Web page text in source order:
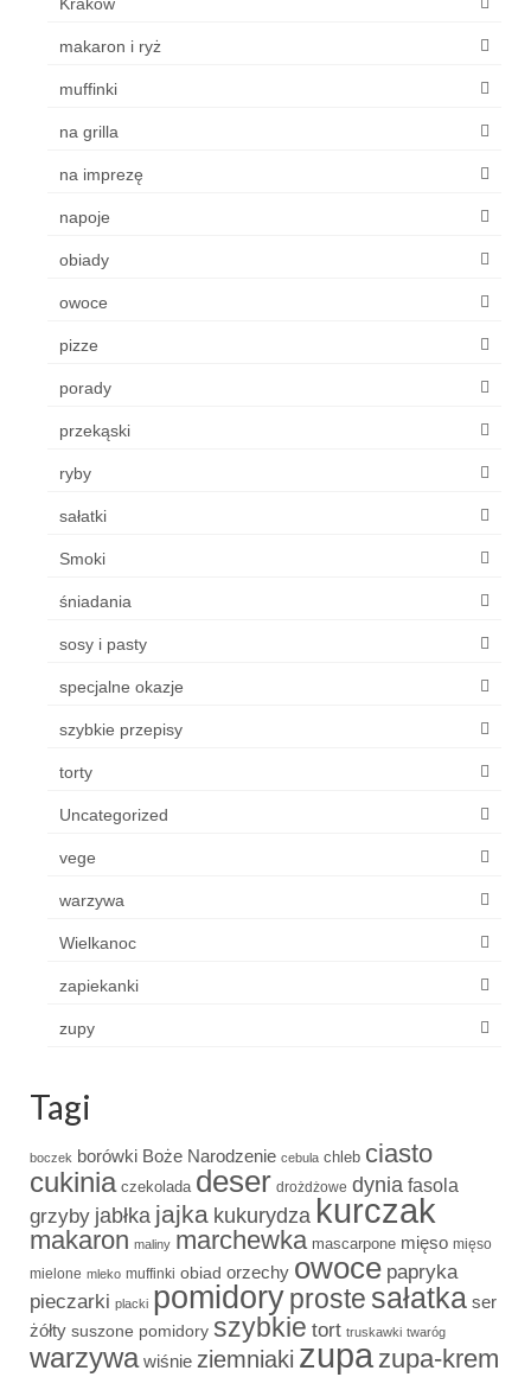
Kraków
makaron i ryż
muffinki
na grilla
na imprezę
napoje
obiady
owoce
pizze
porady
przekąski
ryby
sałatki
Smoki
śniadania
sosy i pasty
specjalne okazje
szybkie przepisy
torty
Uncategorized
vege
warzywa
Wielkanoc
zapiekanki
zupy
Tagi
boczek borówki Boże Narodzenie cebula chleb ciasto
cukinia czekolada deser drożdżowe dynia fasola
grzyby jabłka jajka kukurydza kurczak
makaron maliny marchewka mascarpone mięso mięso
mielone mleko muffinki obiad orzechy owoce papryka
pieczarki placki pomidoryproste sałatka ser
żółty suszone pomidory szybkie tort truskawki twaróg
warzywa wiśnie ziemniaki zupa zupa-krem